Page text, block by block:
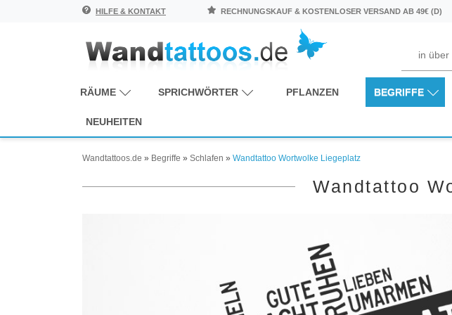
HILFE & KONTAKT RECHNUNGSKAUF & KOSTENLOSER VERSAND AB 49€ (D)
RÄUME SPRICHWÖRTER PFLANZEN BEGRIFFE
NEUHEITEN
Wandtattoos.de » Begriffe » Schlafen » Wandtattoo Wortwolke Liegeplatz
Wandtattoo